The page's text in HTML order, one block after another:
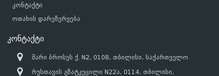
კონტაქტი
ოთახის დარეზერვება
კონტაქტი
მარი ბროსეს ქ. N2, 0108, თბილისი, საქართველო
რუსთავის გზატკეცილი N22ა, 0114, თბილისი,